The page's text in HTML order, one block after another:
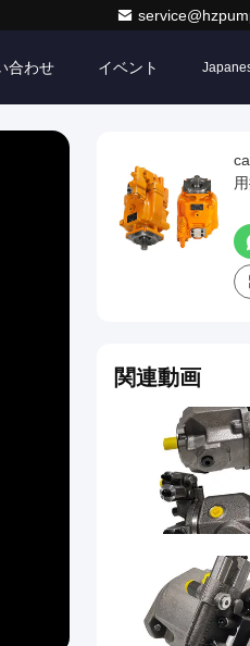
合わせ イベント
関連動画